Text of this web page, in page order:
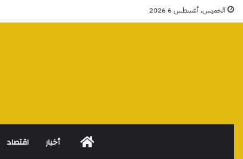
الخميس, أغسطس 6 2026
الرئيسيةأخبار اقتصاد